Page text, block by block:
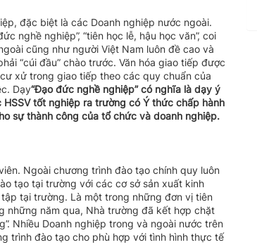
đặc biệt là các Doanh nghiệp nước ngoài.
nghề nghiệp”, “tiên học lễ, hậu học văn”, coi
cũng như người Việt Nam luôn đề cao và
“cúi đầu” chào trước. Văn hóa giao tiếp được
xử trong giao tiếp theo các quy chuẩn của
Dạy“Đạođức nghề nghiệp” có nghĩa là dạy ý
HSSV tốt nghiệp ra trường có Ý thức chấp hành
sự thành công của tổ chức và doanh nghiệp.
Ngoài chương trình đào tạo chính quy luôn
tạo tại trường với các cơ sở sản xuất kinh
tại trường. Là một trong những đơn vị tiên
những năm qua, Nhà trường đã kết hợp chặt
Nhiều Doanh nghiệp trong và ngoài nước trên
trình đào tạo cho phù hợp với tình hình thực tế